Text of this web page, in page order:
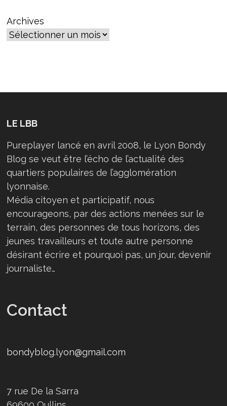
Archives
LE LBB
Pureplayer lancé en avril 2008, le Lyon Bondy
Blog se veut être l’écho de l’actualité des
quartiers populaires de l’agglomération
lyonnaise.
Média citoyen et participatif, nous
encourageons, par des actions menées sur le
terrain, des personnes de tous horizons, des
jeunes travailleurs et toute autre personne
désirant écrire et pourquoi pas, un jour, devenir
journaliste…
Contact
bondyblog.lyon@gmail.com
7 rue De la Sarra